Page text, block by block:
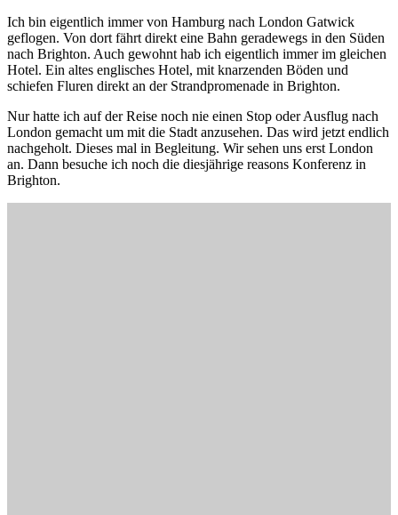
Ich bin eigentlich immer von Hamburg nach London Gatwick
geflogen. Von dort fährt direkt eine Bahn geradewegs in den Süden
nach Brighton. Auch gewohnt hab ich eigentlich immer im gleichen
Hotel. Ein altes englisches Hotel, mit knarzenden Böden und
schiefen Fluren direkt an der Strandpromenade in Brighton.
Nur hatte ich auf der Reise noch nie einen Stop oder Ausflug nach
London gemacht um mit die Stadt anzusehen. Das wird jetzt endlich
nachgeholt. Dieses mal in Begleitung. Wir sehen uns erst London
an. Dann besuche ich noch die diesjährige reasons Konferenz in
Brighton.